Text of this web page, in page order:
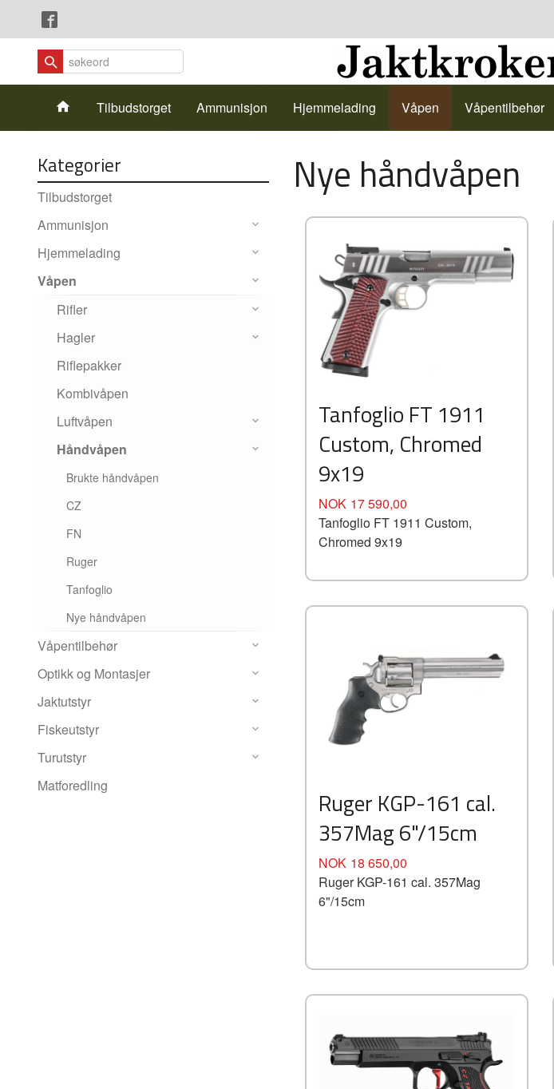
innholdet
ProdukterTilbudstorget Ammunisjon Hjemmelading Våpen Våpentilbehør
Kategorier
Tilbudstorget
Ammunisjon
Hjemmelading
Våpen
Rifler
Hagler
Riflepakker
Kombivåpen
Luftvåpen
Håndvåpen
Brukte håndvåpen
CZ
FN
Ruger
Tanfoglio
Nye håndvåpen
Våpentilbehør
Optikk og Montasjer
Jaktutstyr
Fiskeutstyr
Turutstyr
Matforedling
Nye håndvåpen
Tanfoglio FT 1911
Custom, Chromed
9x19
Pris
NOK 17 590,00
Tanfoglio FT 1911 Custom,
Chromed 9x19
Ruger KGP-161 cal.
357Mag 6"/15cm
Pris
NOK 18 650,00
Ruger KGP-161 cal. 357Mag
6"/15cm